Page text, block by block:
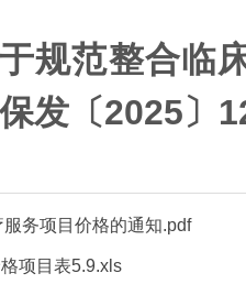
规范整合临
发〔2025〕
务项目价格的通知.pdf
项目表5.9.xls